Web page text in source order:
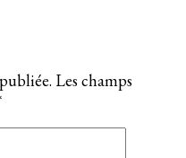
Les champs